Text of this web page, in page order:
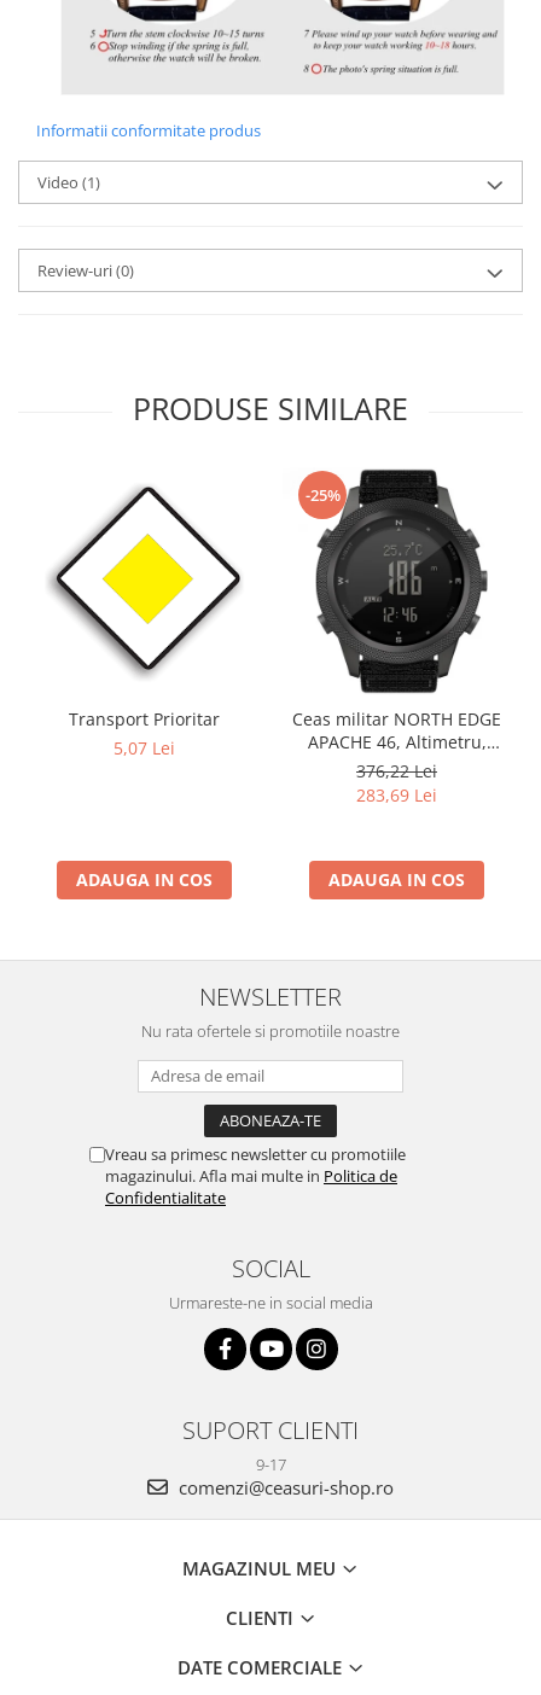
Informatii conformitate produs
Video (1)
Review-uri(0)
PRODUSE SIMILARE
Transport Prioritar
5,07 Lei
ADAUGA IN COS
-25%
Ceas militar NORTH EDGE
APACHE 46, Altimetru,
Barometru, Cronometru,
Termometru, Pedometru,
376,22 Lei
283,69 Lei
ADAUGA IN COS
NEWSLETTER
Nu rata ofertele si promotiile noastre
Vreau sa primesc newsletter cu promotiile
magazinului. Afla mai multe in Politica de
Confidentialitate
SOCIAL
Urmareste-ne in social media
SUPORT CLIENTI
9-17
comenzi@ceasuri-shop.ro
MAGAZINUL MEU
CLIENTI
DATE COMERCIALE